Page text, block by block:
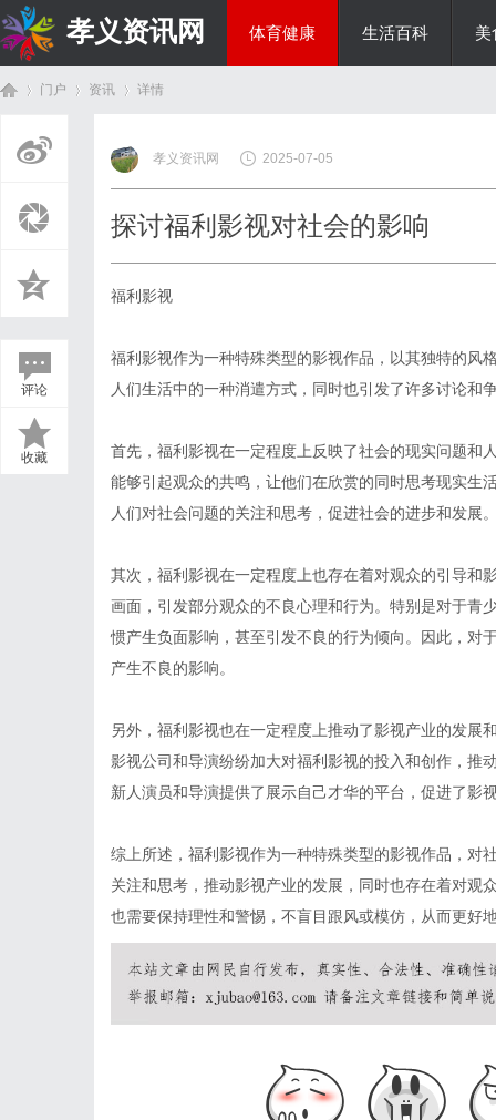
孝义资讯网 体育健康 生活百科 美
门户 资讯
›
详情
评论
收藏
孝义资讯网 2025-07-05
探讨福利影视对社会的影响
福利影视
福利影视作为一种特殊类型的影视作品，以其独特的风
人们生活中的一种消遣方式，同时也引发了许多讨论和
首先，福利影视在一定程度上反映了社会的现实问题和
能够引起观众的共鸣，让他们在欣赏的同时思考现实生
人们对社会问题的关注和思考，促进社会的进步和发展
其次，福利影视在一定程度上也存在着对观众的引导和
画面，引发部分观众的不良心理和行为。特别是对于青
惯产生负面影响，甚至引发不良的行为倾向。因此，对
产生不良的影响。
另外，福利影视也在一定程度上推动了影视产业的发展
影视公司和导演纷纷加大对福利影视的投入和创作，推
新人演员和导演提供了展示自己才华的平台，促进了影
综上所述，福利影视作为一种特殊类型的影视作品，对
关注和思考，推动影视产业的发展，同时也存在着对观
也需要保持理性和警惕，不盲目跟风或模仿，从而更好